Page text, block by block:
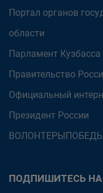
Портал органов
области
Парламент Кузбасса
Правительство
Официальный
Президент России
ПОДПИШИТЕСЬ